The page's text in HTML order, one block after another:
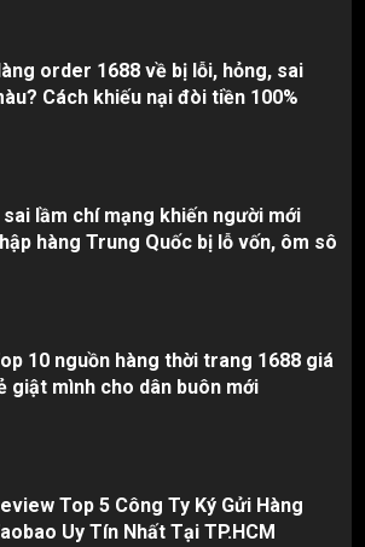
order 1688 về bị lỗi, hỏng, sai
Cách khiếu nại đòi tiền 100%
sai lầm chí mạng khiến người mới
hàng Trung Quốc bị lỗ vốn, ôm sô
10 nguồn hàng thời trang 1688 giá
giật mình cho dân buôn mới
Top 5 Công Ty Ký Gửi Hàng
Uy Tín Nhất Tại TP.HCM